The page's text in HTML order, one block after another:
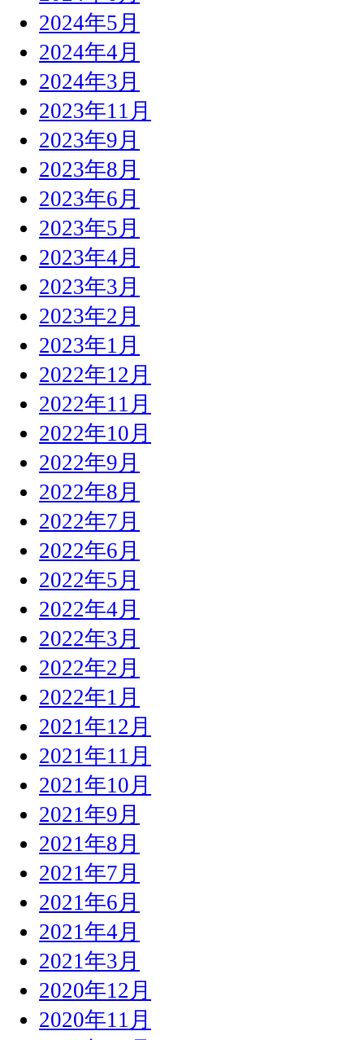
2024年5月
2024年4月
2024年3月
2023年11月
2023年9月
2023年8月
2023年6月
2023年5月
2023年4月
2023年3月
2023年2月
2023年1月
2022年12月
2022年11月
2022年10月
2022年9月
2022年8月
2022年7月
2022年6月
2022年5月
2022年4月
2022年3月
2022年2月
2022年1月
2021年12月
2021年11月
2021年10月
2021年9月
2021年8月
2021年7月
2021年6月
2021年4月
2021年3月
2020年12月
2020年11月